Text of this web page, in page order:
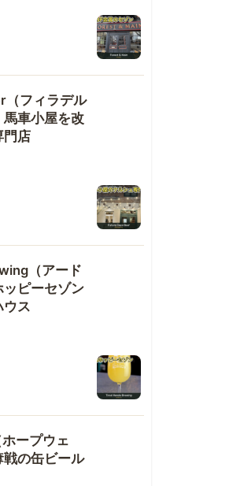
（フィラデル
車小屋を改
門店
（アード
ピーセゾン
ウス
ープウェ
の缶ビール